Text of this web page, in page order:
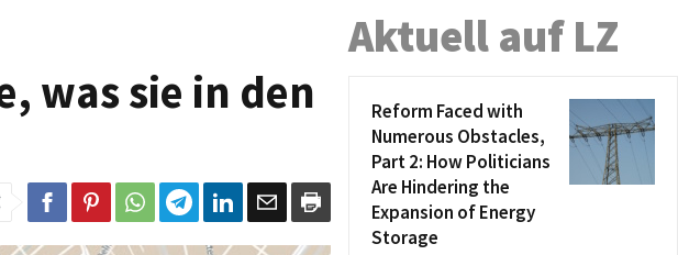
was sie in den
Aktuell auf LZ
Reform Faced with
Numerous Obstacles,
Part 2: How Politicians
Are Hindering the
Expansion of Energy
Storage